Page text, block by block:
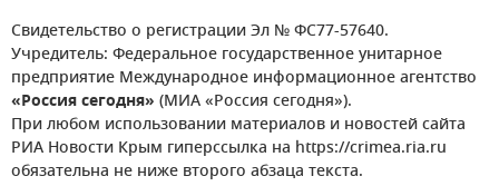
Свидетельство о регистрации Эл № ФС77-57640.
Учредитель: Федеральное государственное унитарное
предприятие Международное информационное агентство
«Россия сегодня» (МИА «Россия сегодня»).
При любом использовании материалов и новостей сайта
РИА Новости Крым гиперссылка на https://crimea.ria.ru
обязательна не ниже второго абзаца текста.